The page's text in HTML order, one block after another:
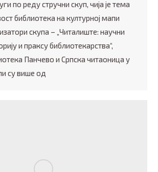
по реду стручни скуп, чија је тема
библиотека на културној мапи
скупа – „Читалиште: научни
и праксу библиотекарства“,
Панчево и Српска читаоница у
су више од